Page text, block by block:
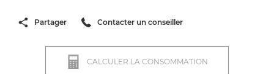
Partager Contacter un conseiller
CALCULER LA CONSOMMATION